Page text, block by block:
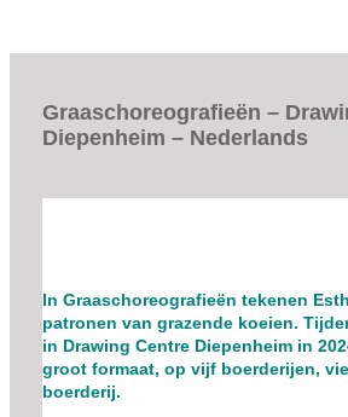
Graaschoreografieën –
Diepenheim – Nederlands
In Graaschoreografieën tekenen
patronen van grazende koeien.
in Drawing Centre Diepenheim in
groot formaat, op vijf boerderijen,
boerderij.